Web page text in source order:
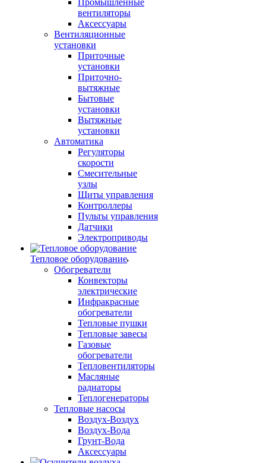
Промышленные
вентиляторы
Аксессуары
Вентиляционные
установки
Приточные
установки
Приточно-
вытяжные
Бытовые
установки
Вытяжные
установки
Автоматика
Регуляторы
скорости
Смесительные
узлы
Щиты управления
Контроллеры
Пульты управления
Датчики
Электроприводы
Тепловое оборудование
Обогреватели
Конвекторы
электрические
Инфракрасные
обогреватели
Тепловые пушки
Тепловые завесы
Газовые
обогреватели
Тепловентиляторы
Масляные
радиаторы
Теплогенераторы
Тепловые насосы
Воздух-Воздух
Воздух-Вода
Грунт-Вода
Аксессуары